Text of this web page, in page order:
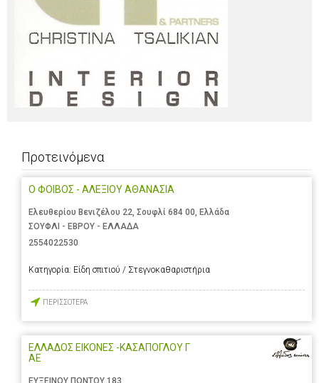
Προτεινόμενα
Ο ΦΟΙΒΟΣ - ΑΛΕΞΙΟΥ ΑΘΑΝΑΣΙΑ
Ελευθερίου Βενιζέλου 22, Σουφλί 684 00, Ελλάδα
ΣΟΥΦΛΙ - ΕΒΡΟΥ - ΕΛΛΑΔΑ
2554022530
Κατηγορία: Είδη σπιτιού / Στεγνοκαθαριστήρια
ΠΕΡΙΣΣΟΤΕΡΑ
ΕΛΛΑΔΟΣ ΕΙΚΟΝΕΣ -ΚΑΣΑΠΟΓΛΟΥ Γ
ΑΕ